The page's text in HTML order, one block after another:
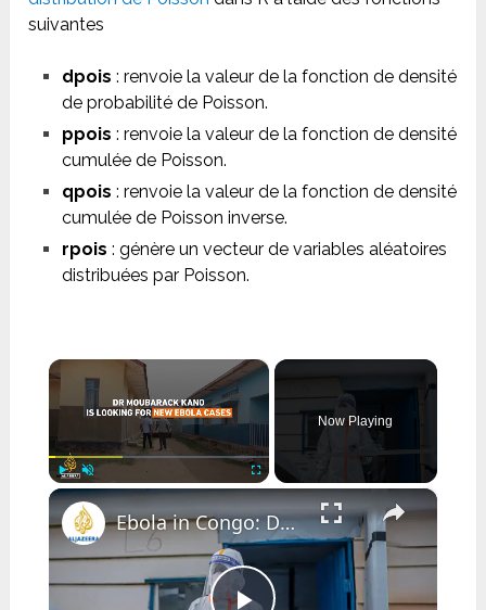
suivantes
dpois : renvoie la valeur de la fonction de densité
de probabilité de Poisson.
ppois : renvoie la valeur de la fonction de densité
cumulée de Poisson.
qpois : renvoie la valeur de la fonction de densité
cumulée de Poisson inverse.
rpois : génère un vecteur de variables aléatoires
distribuées par Poisson.
×
Play Unmute Fullscreen
Now Playing
×
Ebola in Congo: Doctor on the Front Line of a Hidden Crisis